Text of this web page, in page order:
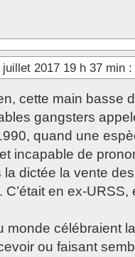
juillet 2017 19 h 37 min :
cette main basse
gangsters
quand une
incapable de
dictée la vente
en ex-
monde célébraient
ou faisant